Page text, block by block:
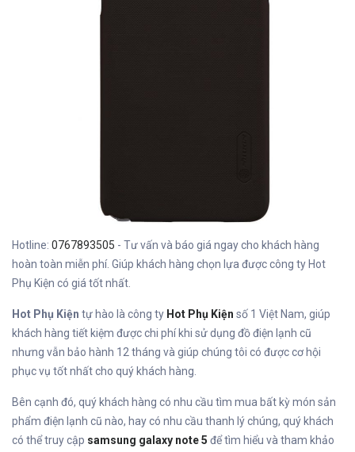
Hotline: 0767893505 - Tư vấn và báo giá ngay cho khách hàng
hoàn toàn miễn phí. Giúp khách hàng chọn lựa được công ty Hot
Phụ Kiện có giá tốt nhất.
Hot Phụ Kiện tự hào là công ty Hot Phụ Kiện số 1 Việt Nam, giúp
khách hàng tiết kiệm được chi phí khi sử dụng đồ điện lạnh cũ
nhưng vẫn bảo hành 12 tháng và giúp chúng tôi có được cơ hội
phục vụ tốt nhất cho quý khách hàng.
Bên cạnh đó, quý khách hàng có nhu cầu tìm mua bất kỳ món sản
phẩm điện lạnh cũ nào, hay có nhu cầu thanh lý chúng, quý khách
có thể truy cập samsung galaxy note 5 để tìm hiểu và tham khảo